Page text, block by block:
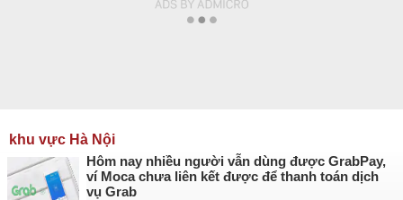
khu vực Hà Nội
Hôm nay nhiều người vẫn dùng được GrabPay,
ví Moca chưa liên kết được để thanh toán dịch
vụ Grab